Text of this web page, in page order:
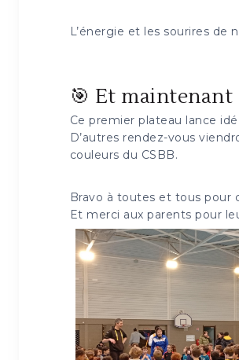
L’énergie et les sourires de
🎯 Et maintenant
Ce premier plateau lance
D’autres rendez-vous
couleurs du CSBB.
Bravo à toutes et tous pour
Et merci aux parents pour